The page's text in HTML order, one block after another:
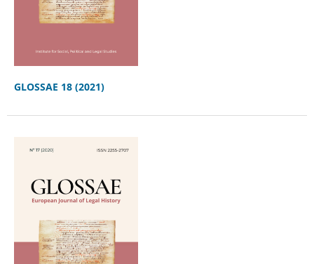
GLOSSAE 18 (2021)